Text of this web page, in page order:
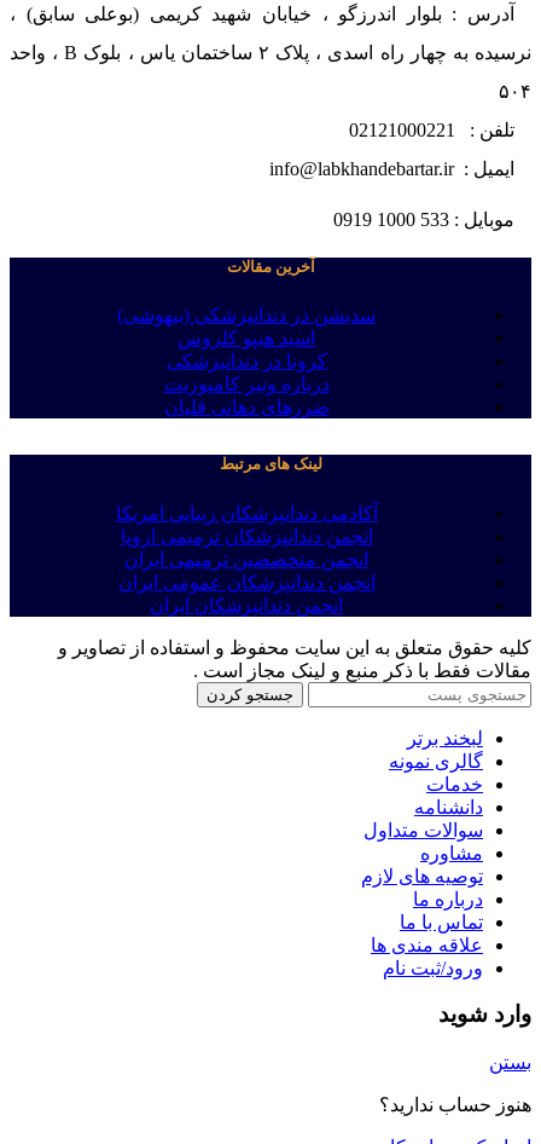
آدرس : بلوار اندرزگو ، خیابان شهید کریمی (بوعلی سابق) ،
نرسیده به چهار راه اسدی ، پلاک ۲ ساختمان یاس ، بلوک B ، واحد
۵۰۴
تلفن : 02121000221
ایمیل : info@labkhandebartar.ir
موبایل : 533 1000 0919
آخرین مقالات
سدیشن در دندانپزشکی (بیهوشی)
اسید هیپو کلروس
کرونا در دندانپزشکی
درباره ونیر کامپوزیت
ضررهای دهانی قلیان
لینک های مرتبط
آکادمی دندانپزشکان زیبایی امریکا
انجمن دندانپزشکان ترمیمی اروپا
انجمن متخصصین ترمیمی ایران
انجمن دندانپزشکان عمومی ایران
انجمن دندانپزشکان ایران
کلیه حقوق متعلق به این سایت محفوظ و استفاده از تصاویر و
مقالات فقط با ذکر منبع و لینک مجاز است .
جستجو کردن
لبخند برتر
گالری نمونه
خدمات
دانشنامه
سوالات متداول
مشاوره
توصیه های لازم
درباره ما
تماس با ما
علاقه مندی ها
ورود/ثبت نام
وارد شوید
بستن
هنوز حساب ندارید؟